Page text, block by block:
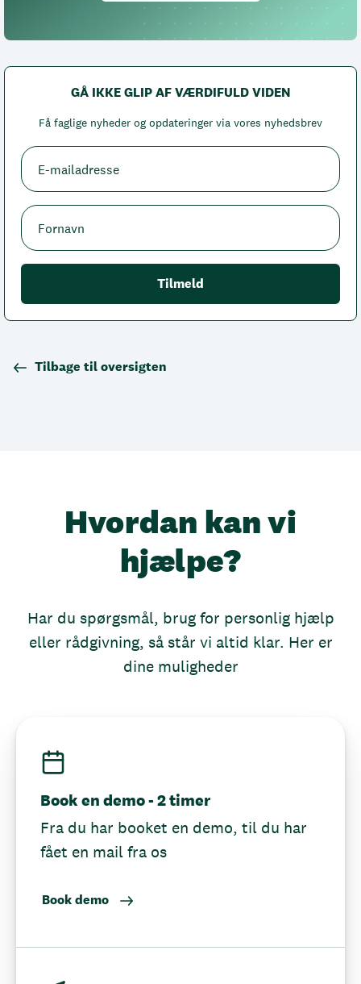
GÅ IKKE GLIP AF VÆRDIFULD VIDEN
Få faglige nyheder og opdateringer via vores nyhedsbrev
Tilbage til oversigten
Hvordan kan vi
hjælpe?
Har du spørgsmål, brug for personlig hjælp
eller rådgivning, så står vi altid klar. Her er
dine muligheder
Book en demo - 2 timer
Fra du har booket en demo, til du har
fået en mail fra os
Book demo